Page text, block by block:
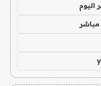
اليوم
مباشر